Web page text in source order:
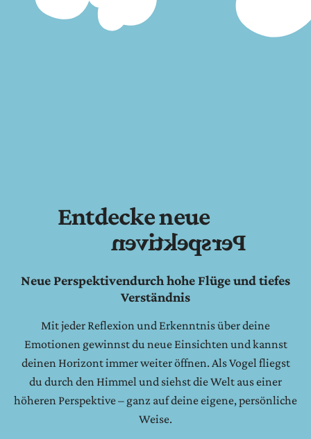
Entdecke neue
Perspektiven
Neue Perspektivendurch hohe Flüge und tiefes
Verständnis
Mit jeder Reflexion und Erkenntnis über deine
Emotionen gewinnst du neue Einsichten und kannst
deinen Horizont immer weiter öffnen. Als Vogel fliegst
du durch den Himmel und siehst die Welt aus einer
höheren Perspektive – ganz auf deine eigene, persönliche
Weise.